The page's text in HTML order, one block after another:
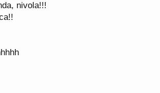
nivola!!!